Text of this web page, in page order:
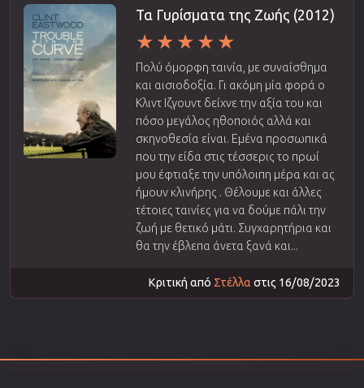
Τα Γυρίσματα της Ζωής (2012)
Πολύ όμορφη ταινία, με συναίσθημα
και αισιοδοξία. Γι ακόμη μία φορά ο
Κλιντ Ιζγουντ δείχνε την αξία του και
πόσο μεγάλος ηθοποιός αλλά και
σκηνοθεσία είναι. Εμένα προσωπικά
που την είδα στις τέσσερις το πρωί
μου έφτιαξε την υπόλοιπη μέρα και ας
ήμουν κλινήρης . Θέλουμε και άλλες
τέτοιες ταινίες για να δούμε πάλι την
ζωή με θετικό μάτι. Συγχαρητήρια και
θα την έβλεπα άνετα ξανά και...
Κριτική από Στέλλα στις 16/08/2023